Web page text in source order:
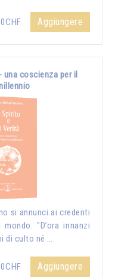
Aggiungere
coscienza per il
si annunci ai credenti
"D’ora innanzi
di culto né …
Aggiungere